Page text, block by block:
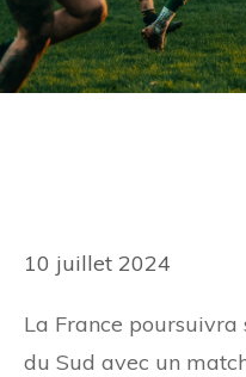
10 juillet 2024
La France
du Sud avec un